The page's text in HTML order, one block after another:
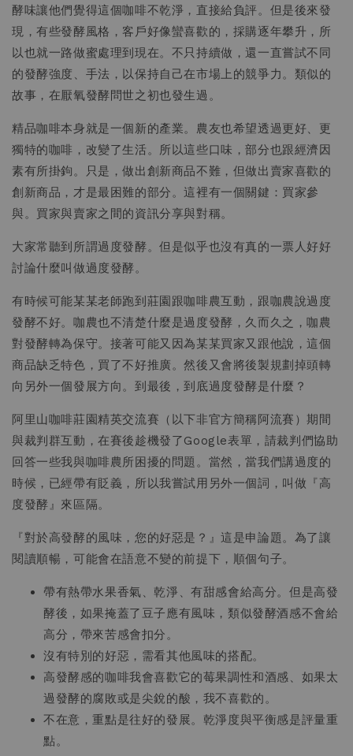
酵味讓他們覺得這個咖啡不乾淨，直接給負評。但是後來發
現，有些發酵風格，客戶好像蠻喜歡的，採購逐年攀升，所
以也就一路做蜜處理到現在。不只持續做，還一直嘗試不同
的發酵強度、手法，以保持自己在市場上的競爭力。類似的
故事，在厭氧發酵問世之初也發生過。
精品咖啡本身就是一個新的產業。農友也希望透過更好、更
獨特的咖啡，改變了生活。所以這些口味，部分也跟經濟因
素有所掛鉤。只是，做出創新商品不難，但做出賣家喜歡的
創新商品，才是最困難的部分。這裡有一個關鍵：買家參
與。買家與賣家之間的資訊分享與對稱。
大家常聽到所謂過度發酵。但是似乎也沒有真的一票人好好
討論什麼叫做過度發酵。
有時候可能某某老師跑到莊園跟咖啡農互動，跟咖農說過度
發酵不好。咖農也不清楚什麼是過度發酵，久而久之，咖農
對發酵轉為保守。接著可能又因為某某買家又跟他說，這個
商品缺乏特色，買了不好推廣。然後又會將後製規劃掉頭轉
向另外一個發展方向。到最後，到底過度發酵是什麼？
阿里山咖啡莊園精英交流賽（以下非官方簡稱阿流賽）期間
與裁判群互動，在賽後趁機發了Google表單，請裁判們協助
回答一些我與咖啡農所困擾的問題。當然，當我們講過度的
時候，已經帶有貶義，所以我嘗試用另外一個詞，叫做『高
度發酵』來區隔。
『對於高發酵的風味，您的好惡是？』這是申論題。為了讓
閱讀順暢，可能會在語意不變的前提下，順個句子。
帶有熱帶水果香氣、乾淨、有甜感會給高分。但是高發
酵後，如果掩蓋了豆子應有風味，類似發酵酒感不會給
高分，帶來苦感會扣分。
沒有特別的好惡，需看其他風味的搭配。
高發酵感的咖啡我會喜歡它的莓果調性和酒感、如果太
過發酵的腐敗或是尖銳的酸，我不喜歡的。
不在意，重點是往好的發展。乾淨度與平衡感是評量重
點。